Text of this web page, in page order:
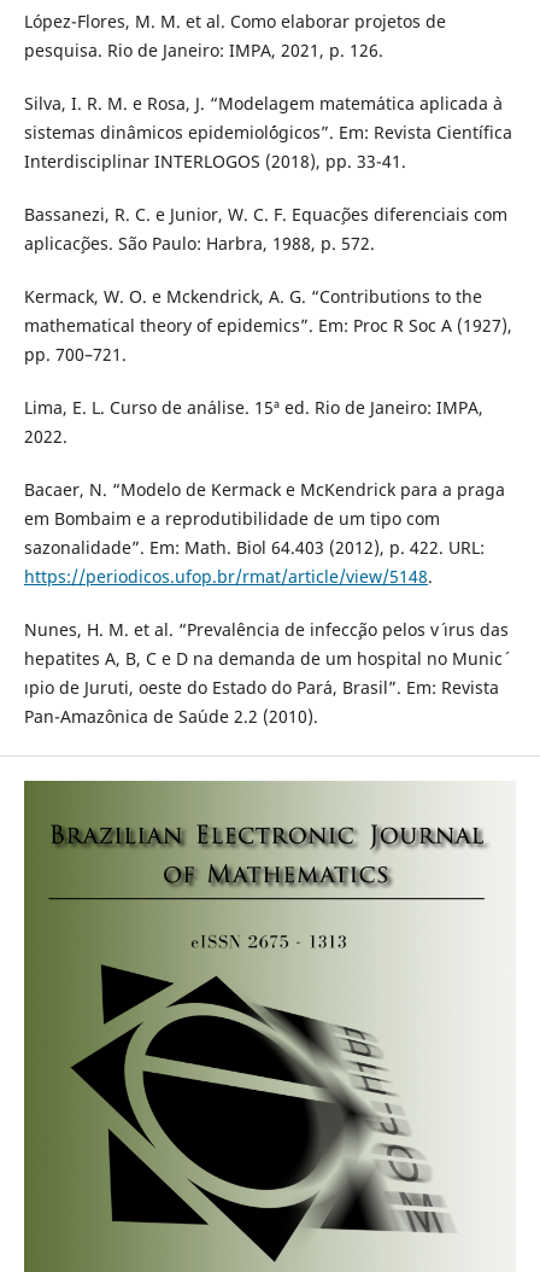
López-Flores, M. M. et al. Como elaborar projetos de
pesquisa. Rio de Janeiro: IMPA, 2021, p. 126.
Silva, I. R. M. e Rosa, J. “Modelagem matem´atica aplicada `a
sistemas dinˆamicos epidemiol´ógicos”. Em: Revista Científica
Interdisciplinar INTERLOGOS (2018), pp. 33-41.
Bassanezi, R. C. e Junior, W. C. F. Equac¸˜oes diferenciais com
aplicac¸˜oes. S˜ao Paulo: Harbra, 1988, p. 572.
Kermack, W. O. e Mckendrick, A. G. “Contributions to the
mathematical theory of epidemics”. Em: Proc R Soc A (1927),
pp. 700–721.
Lima, E. L. Curso de an´alise. 15ª ed. Rio de Janeiro: IMPA,
2022.
Bacaer, N. “Modelo de Kermack e McKendrick para a praga
em Bombaim e a reprodutibilidade de um tipo com
sazonalidade”. Em: Math. Biol 64.403 (2012), p. 422. URL:
https://periodicos.ufop.br/rmat/article/view/5148.
Nunes, H. M. et al. “Prevalˆencia de infecc¸˜ao pelos v´ ırus das
hepatites A, B, C e D na demanda de um hospital no Munic´
ıpio de Juruti, oeste do Estado do Par´a, Brasil”. Em: Revista
Pan-Amazˆonica de Sa´ude 2.2 (2010).